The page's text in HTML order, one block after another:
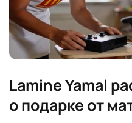
Lamine Yamal
о подарке от